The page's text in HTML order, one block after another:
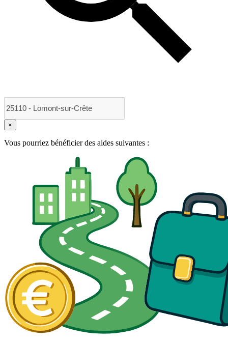
×
Vous pourriez bénéficier des aides suivantes :